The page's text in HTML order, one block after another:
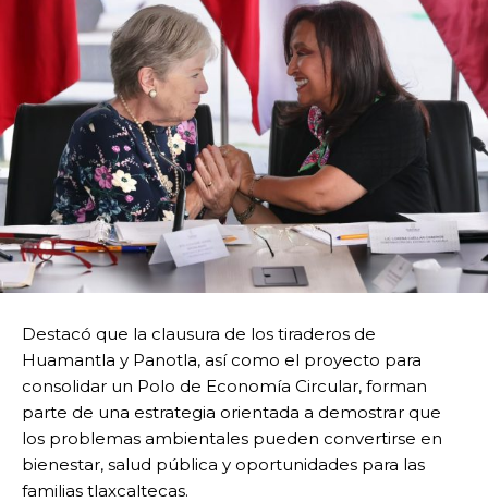
Destacó que la clausura de los tiraderos de
Huamantla y Panotla, así como el proyecto para
consolidar un Polo de Economía Circular, forman
parte de una estrategia orientada a demostrar que
los problemas ambientales pueden convertirse en
bienestar, salud pública y oportunidades para las
familias tlaxcaltecas.